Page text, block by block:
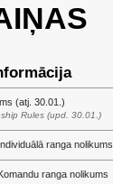
(atj. 30.01.)
Rules (upd. 30.01.)
ranga nolikums
ranga nolikums